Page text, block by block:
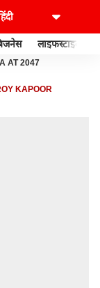
लाइफस्टाइल
AT 2047
KAPOOR